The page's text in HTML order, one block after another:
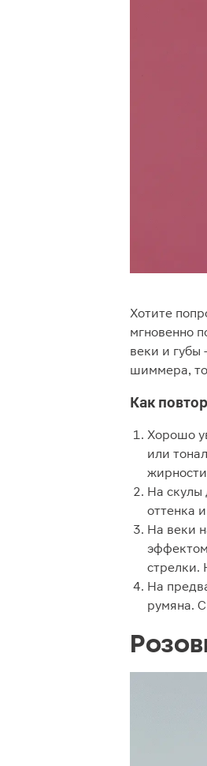
Хотите
мгновенно
веки и губы
шиммера,
Как
Хорошо
или
На скулы
оттенка
На веки
стрелки.
На
румяна.